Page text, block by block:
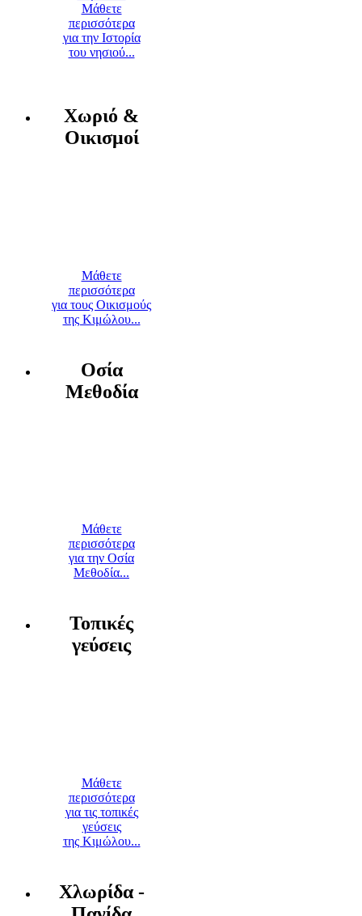
Μάθετε
περισσότερα
για την Ιστορία
του νησιού...
Χωριό &
Οικισμοί
Μάθετε
περισσότερα
για τους Οικισμούς
της Κιμώλου...
Οσία
Μεθοδία
Μάθετε
περισσότερα
για την Οσία
Μεθοδία...
Τοπικές
γεύσεις
Μάθετε
περισσότερα
για τις τοπικές
γεύσεις
της Κιμώλου...
Χλωρίδα -